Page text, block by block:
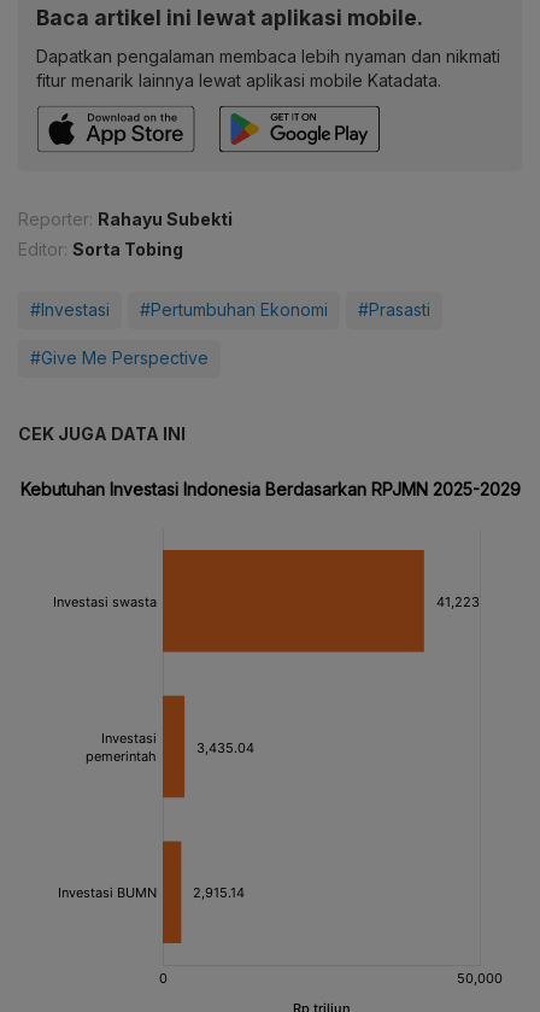
Baca artikel ini lewat aplikasi mobile.
Dapatkan pengalaman membaca lebih nyaman dan nikmati
fitur menarik lainnya lewat aplikasi mobile Katadata.
Reporter: Rahayu Subekti
Editor: Sorta Tobing
#Investasi #Pertumbuhan Ekonomi #Prasasti
#Give Me Perspective
CEK JUGA DATA INI